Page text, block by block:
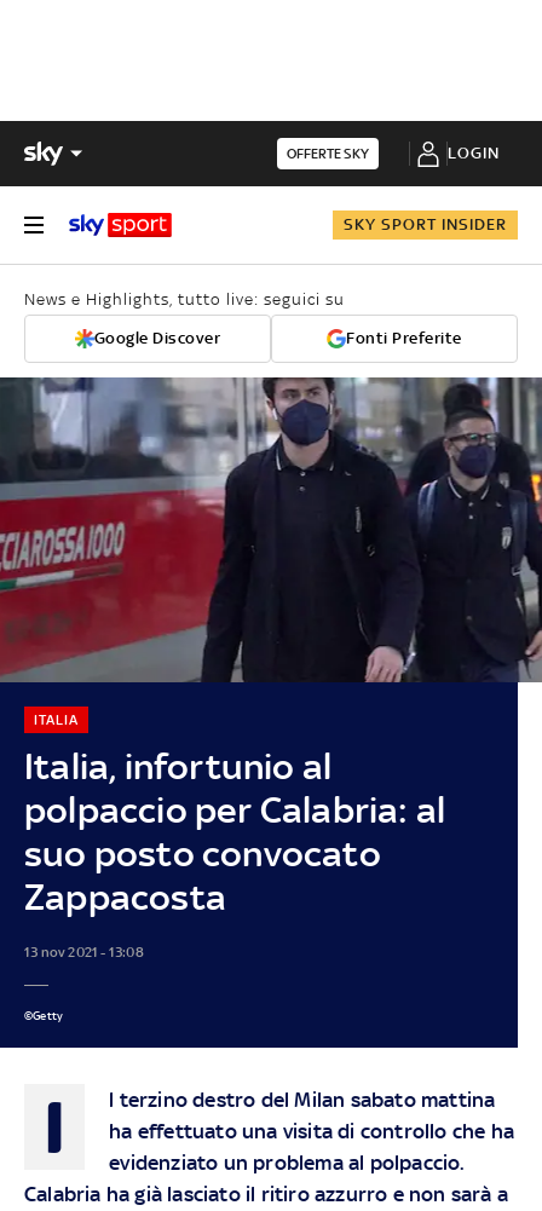
OFFERTE SKY LOGIN
SKY SPORT INSIDER
News e Highlights, tutto live: seguici su
Google Discover Fonti Preferite
Italia, infortunio al
polpaccio per Calabria: al
suo posto convocato
Zappacosta
ITALIA
13 nov 2021 - 13:08
©Getty
I
l terzino destro del Milan sabato mattina
ha effettuato una visita di controllo che ha
evidenziato un problema al polpaccio.
Calabria ha già lasciato il ritiro azzurro e non sarà a